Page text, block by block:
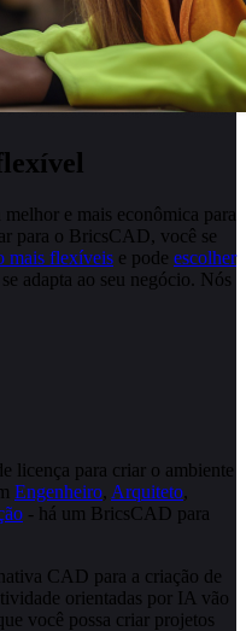
e mais econômica para
para o BricsCAD, você se
mais flexíveis e pode escolher
adapta ao seu negócio. Nós
licença para criar o ambiente
Engenheiro, Arquiteto,
- há um BricsCAD para
CAD para a criação de
orientadas por IA vão
você possa criar projetos